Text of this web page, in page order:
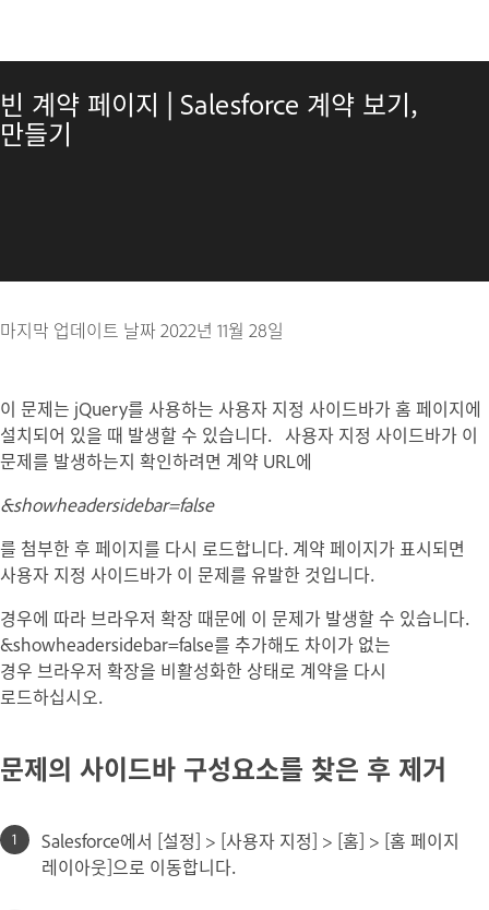
빈 계약 페이지 | Salesforce 계약 보기,
만들기
마지막 업데이트 날짜2022년 11월 28일
이 문제는 jQuery를 사용하는 사용자 지정 사이드바가 홈 페이지에
설치되어 있을 때 발생할 수 있습니다. 사용자 지정 사이드바가 이
문제를 발생하는지 확인하려면 계약 URL에
&showheadersidebar=false
를 첨부한 후 페이지를 다시 로드합니다. 계약 페이지가 표시되면
사용자 지정 사이드바가 이 문제를 유발한 것입니다.
경우에 따라 브라우저 확장 때문에 이 문제가 발생할 수 있습니다.
&showheadersidebar=false를 추가해도 차이가 없는
경우 브라우저 확장을 비활성화한 상태로 계약을 다시
로드하십시오.
문제의 사이드바 구성요소를 찾은 후 제거
Salesforce에서 [설정] > [사용자 지정] > [홈] > [홈 페이지
레이아웃]으로 이동합니다.